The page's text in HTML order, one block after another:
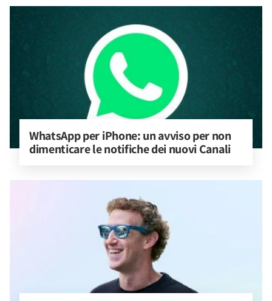
WhatsApp per iPhone: un avviso per non
dimenticare le notifiche dei nuovi Canali